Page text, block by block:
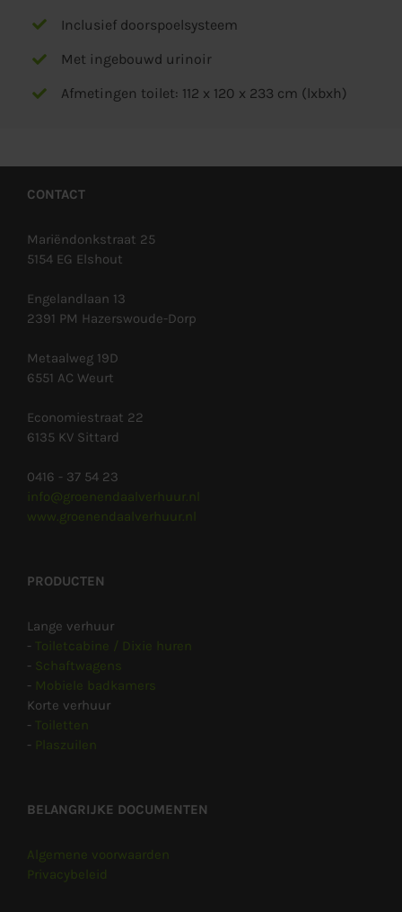
Inclusief doorspoelsysteem
Met ingebouwd urinoir
Afmetingen toilet: 112 x 120 x 233 cm (lxbxh)
CONTACT
Mariëndonkstraat 25
5154 EG Elshout
Engelandlaan 13
2391 PM Hazerswoude-Dorp
Metaalweg 19D
6551 AC Weurt
Economiestraat 22
6135 KV Sittard
0416 - 37 54 23
info@groenendaalverhuur.nl
www.groenendaalverhuur.nl
PRODUCTEN
Lange verhuur
- Toiletcabine / Dixie huren
- Schaftwagens
- Mobiele badkamers
Korte verhuur
- Toiletten
- Plaszuilen
BELANGRIJKE DOCUMENTEN
Algemene voorwaarden
Privacybeleid